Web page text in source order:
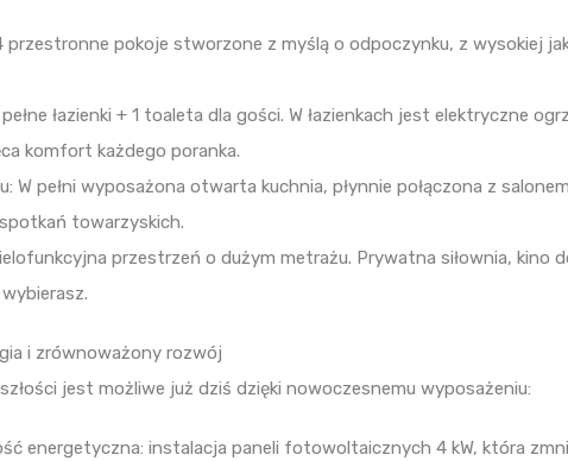
przestronne pokoje stworzone z myślą o odpoczynku, z wysokiej
łazienki + 1 toaleta dla gości. W łazienkach jest elektryczne
komfort każdego poranka.
W pełni wyposażona otwarta kuchnia, płynnie połączona z
towarzyskich.
przestrzeń o dużym metrażu. Prywatna siłownia, kino
i zrównoważony rozwój
jest możliwe już dziś dzięki nowoczesnemu wyposażeniu:
energetyczna: instalacja paneli fotowoltaicznych 4 kW, która